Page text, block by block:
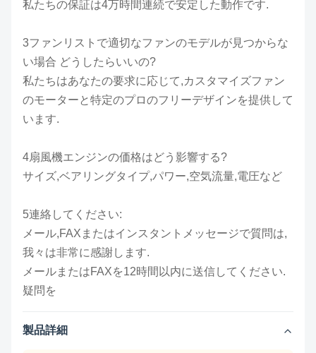
私たちの保証は4万時間連続で安定した動作です.
3ファンリストで適切なファンのモデルが見つからな
い場合 どうしたらいいの?
私たちはあなたの要求に応じて,カスタマイズファン
のモーターと特定のプロのフリーデザインを提供して
います.
4扇風機エンジンの価格はどう影響する?
サイズ,ベアリングタイプ,パワー,空気流量,電圧など
5連絡してください:
メール,FAXまたはインスタントメッセージで質問は,
我々は非常に感謝します.
メールまたはFAXを12時間以内に送信してください.
疑問を
製品詳細